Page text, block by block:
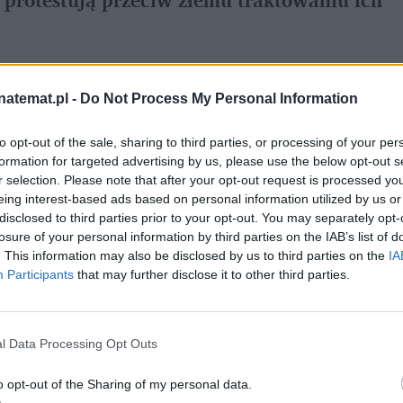
- Do Not Process My Personal Information
opt-out of the sale, sharing to third parties, or processing of your
for targeted advertising by us, please use the below opt-out
selection. Please note that after your opt-out request is processed
interest-based ads based on personal information utilized by us
to third parties prior to your opt-out. You may separately
of your personal information by third parties on the IAB’s list of
This information may also be disclosed by us to third parties on the
Participants that may further disclose it to other third parties.
Data Processing Opt Outs
opt-out of the Sharing of my personal data.
preferowane medium w Google
sowite wynagrodzenia. Ale te mniej
wystartować w konkursie i spodobać
oddano fanom, którzy w głosowaniu SMS-
wystąpi na scenie w Dolinie Trzech